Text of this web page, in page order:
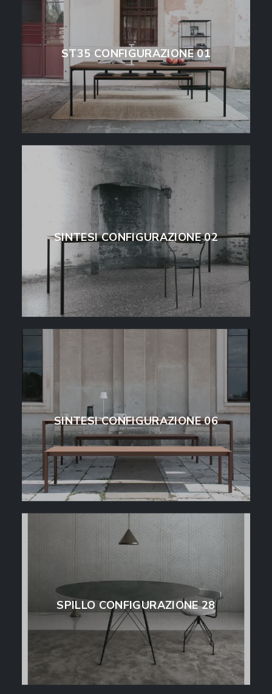
ST35 CONFIGURAZIONE 01
SINTESI CONFIGURAZIONE 02
SINTESI CONFIGURAZIONE 06
SPILLO CONFIGURAZIONE 28